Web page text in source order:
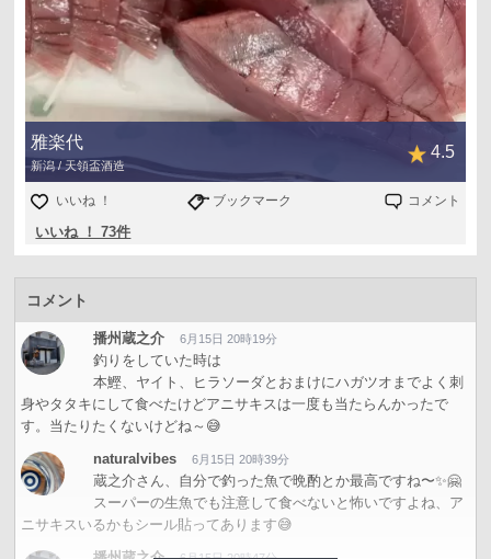
雅楽代
新潟 / 天領盃酒造
4.5
いいね ！ ブックマーク コメント
いいね ！ 73件
コメント
播州蔵之介 6月15日 20時19分
釣りをしていた時は
本鰹、ヤイト、ヒラソーダとおまけにハガツオまでよく刺
身やタタキにして食べたけどアニサキスは一度も当たらんかったで
す。当たりたくないけどね～😅
naturalvibes 6月15日 20時39分
蔵之介さん、自分で釣った魚で晩酌とか最高ですね〜✨🤗
スーパーの生魚でも注意して食べないと怖いですよね、ア
ニサキスいるかもシール貼ってあります😅